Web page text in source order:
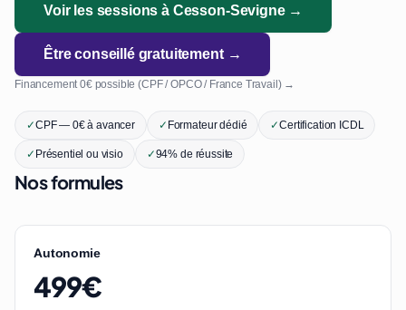
Voir les sessions à Cesson-Sevigne →
Être conseillé gratuitement →
Financement 0€ possible (CPF / OPCO / France Travail) →
✓CPF — 0€ à avancer ✓Formateur dédié ✓Certification ICDL
✓Présentiel ou visio ✓94% de réussite
Nos formules
Autonomie
499€